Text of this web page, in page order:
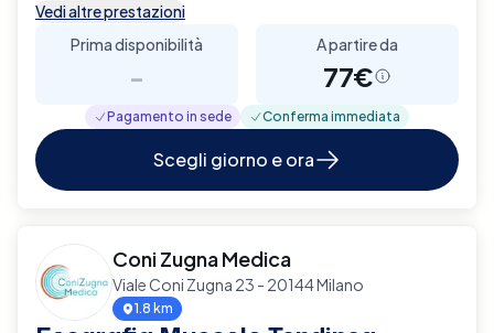
Vedi altre prestazioni
Prima disponibilità
-
A partire da
77€
Pagamento in sede Conferma immediata
Scegli giorno e ora
Coni Zugna Medica
Viale Coni Zugna 23 - 20144 Milano
1.8 km